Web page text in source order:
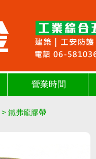
營業時間
> 鐵弗龍膠帶